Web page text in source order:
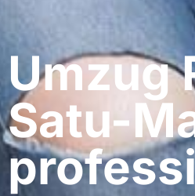
Umzug
Satu-